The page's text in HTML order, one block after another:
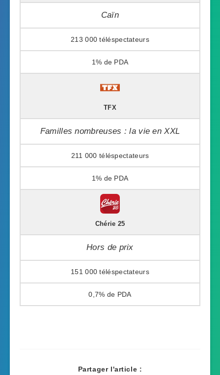
Caïn
213 000
1%
TFX
Familles nombreuses : la vie en XXL
211 000
1%
Chérie 25
Hors de prix
151 000
0,7%
Partager l'article :